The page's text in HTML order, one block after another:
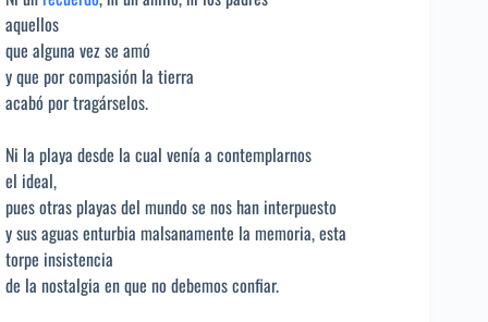
aquellos
que alguna vez se amó
y que por compasión la tierra
acabó por tragárselos.
Ni la playa desde la cual venía a contemplarnos
el ideal,
pues otras playas del mundo se nos han interpuesto
y sus aguas enturbia malsanamente la memoria, esta
torpe insistencia
de la nostalgia en que no debemos confiar.